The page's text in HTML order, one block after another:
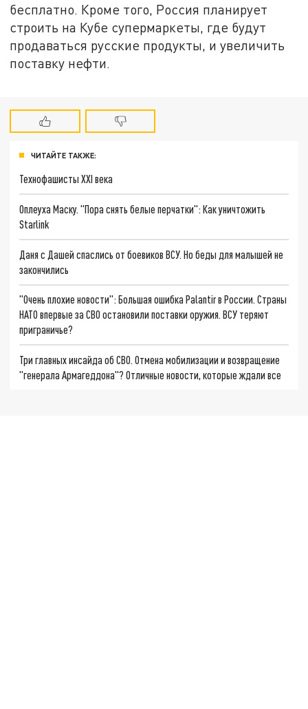
бесплатно. Кроме того, Россия планирует
строить на Кубе супермаркеты, где будут
продаваться русские продукты, и увеличить
поставку нефти.
ЧИТАЙТЕ ТАКЖЕ:
Технофашисты XXI века
Оплеуха Маску. "Пора снять белые перчатки": Как уничтожить
Starlink
Даня с Дашей спаслись от боевиков ВСУ. Но беды для малышей не
закончились
"Очень плохие новости": Большая ошибка Palantir в России. Страны
НАТО впервые за СВО остановили поставки оружия. ВСУ теряют
приграничье?
Три главных инсайда об СВО. Отмена мобилизации и возвращение
"генерала Армагеддона"? Отличные новости, которые ждали все